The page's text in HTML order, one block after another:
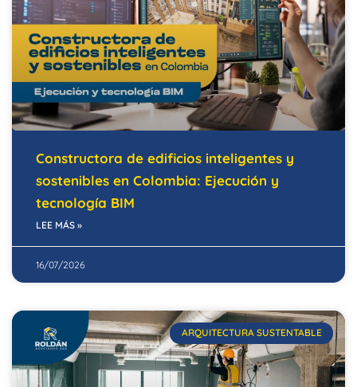
Constructora de edificios inteligentes y
sostenibles en Colombia: Ejecución y
tecnología BIM
LEE MÁS »
16/07/2026
ARQUITECTURA SUSTENTABLE